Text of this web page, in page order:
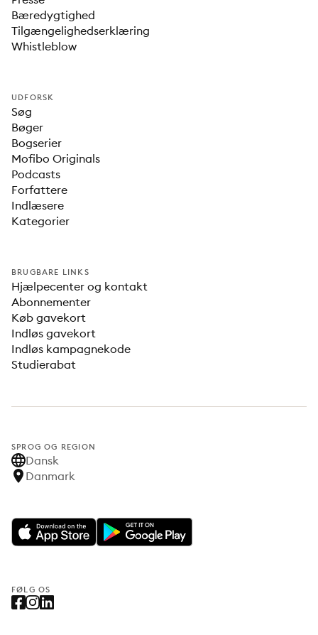
Bæredygtighed
Tilgængelighedserklæring
Whistleblow
UDFORSK
Søg
Bøger
Bogserier
Mofibo Originals
Podcasts
Forfattere
Indlæsere
Kategorier
BRUGBARE LINKS
Hjælpecenter og kontakt
Abonnementer
Køb gavekort
Indløs gavekort
Indløs kampagnekode
Studierabat
SPROG OG REGION
Dansk
Danmark
FØLG OS